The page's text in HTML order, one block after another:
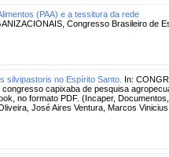
(PAA) e a tessitura da rede
Congresso Brasileiro de
silvipastoris no Espírito Santo. In:
congresso capixaba de pesquisa
no formato PDF. (Incaper, Documentos,
José Aires Ventura, Marcos